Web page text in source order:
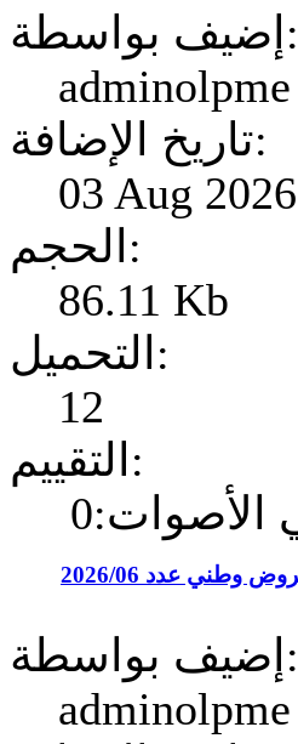
إضيف بواسطة:
adminolpme
تاريخ الإضافة:
03 Aug 2026
الحجم:
86.11 Kb
التحميل:
12
التقييم:
الأصوات:0
وطني عدد 2026/06
إضيف بواسطة:
adminolpme